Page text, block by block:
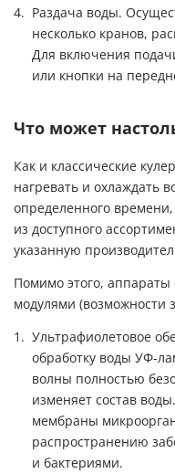
Раздача воды.
несколько кранов,
Для включения
или кнопки на
Что может
Как и классические
нагревать и охлаждать
определенного
из доступного
указанную
Помимо этого,
модулями (возможности
Ультрафиолетовое
обработку воды УФ-
волны полностью
изменяет состав
мембраны
распространению
и бактериями.